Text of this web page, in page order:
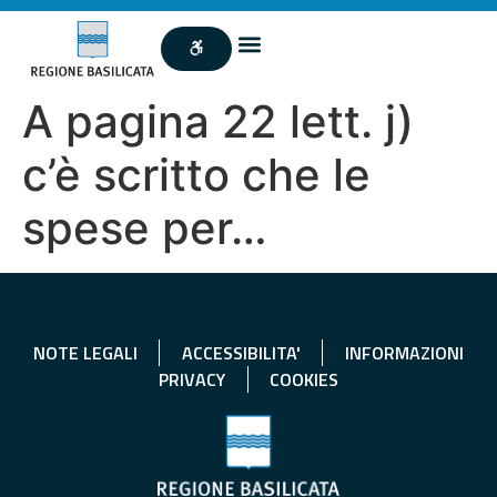
A pagina 22 lett. j)
c’è scritto che le
spese per…
NOTE LEGALI ACCESSIBILITA'
INFORMAZIONI
PRIVACY
COOKIES